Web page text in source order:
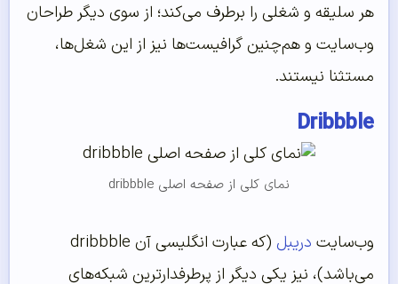
هر سلیقه و شغلی را برطرف می‌کند؛ از سوی دیگر طراحان
وب‌‌سایت و هم‌چنین گرافیست‌ها نیز از این شغل‌ها،
مستثنا نیستند.
Dribbble
نمای کلی از صفحه اصلی dribbble
وب‌سایت دریبل
(که عبارت انگلیسی آن dribbble
می‌باشد)، نیز یکی دیگر از پرطرفدار‌ترین شبکه‌های